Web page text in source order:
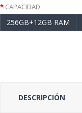
CAPACIDAD
256GB+12GB RAM
DESCRIPCIÓN